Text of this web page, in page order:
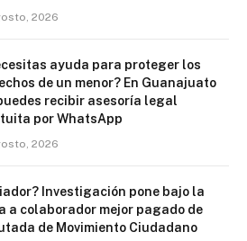
2026
ayuda para proteger los
de un menor? En Guanajuato
recibir asesoría legal
por WhatsApp
2026
Investigación pone bajo la
a colaborador mejor pagado de
de Movimiento Ciudadano